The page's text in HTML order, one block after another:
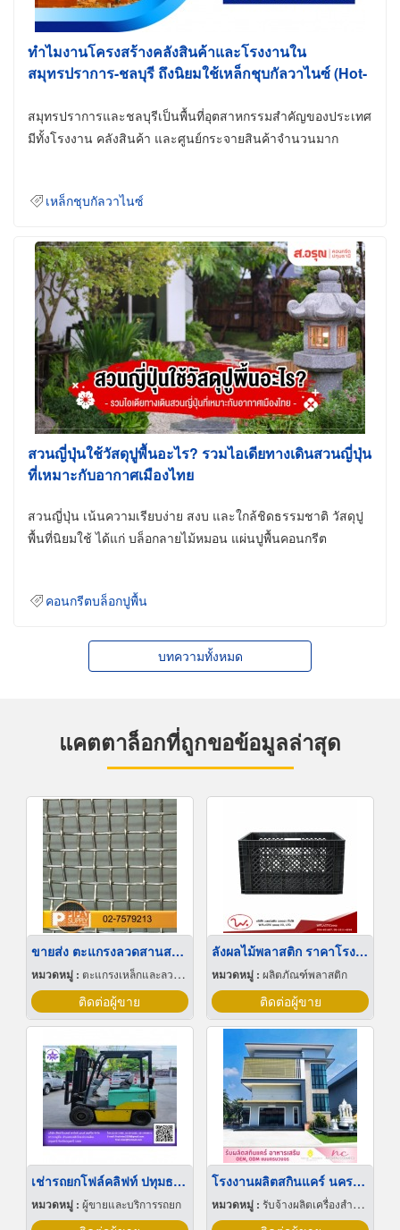
ทำไมงานโครงสร้างคลังสินค้าและโรงงานใน
สมุทรปราการ-ชลบุรี ถึงนิยมใช้เหล็กชุบกัลวาไนซ์ (Hot-
สมุทรปราการและชลบุรีเป็นพื้นที่อุตสาหกรรมสำคัญของประเทศ
มีทั้งโรงงาน คลังสินค้า และศูนย์กระจายสินค้าจำนวนมาก
เหล็กชุบกัลวาไนซ์
สวนญี่ปุ่นใช้วัสดุปูพื้นอะไร? รวมไอเดียทางเดินสวนญี่ปุ่น
ที่เหมาะกับอากาศเมืองไทย
สวนญี่ปุ่น เน้นความเรียบง่าย สงบ และใกล้ชิดธรรมชาติ วัสดุปู
พื้นที่นิยมใช้ ได้แก่ บล็อกลายไม้หมอน แผ่นปูพื้นคอนกรีต
คอนกรีตบล็อกปูพื้น
บทความทั้งหมด
แคตตาล็อกที่ถูกขอข้อมูลล่าสุด
ขายส่ง ตะแกรงลวดสานสแตนเลส
หมวดหมู่ : ตะแกรงเหล็กและลวดตาข่าย
ติดต่อผู้ขาย
ลังผลไม้พลาสติก ราคาโรงงาน
หมวดหมู่ : ผลิตภัณฑ์พลาสติก
ติดต่อผู้ขาย
เช่ารถยกโฟล์คลิฟท์ ปทุมธานี
หมวดหมู่ : ผู้ขายและบริการรถยก
โรงงานผลิตสกินแคร์ นครปฐม
หมวดหมู่ : รับจ้างผลิตเครื่องสำอาง